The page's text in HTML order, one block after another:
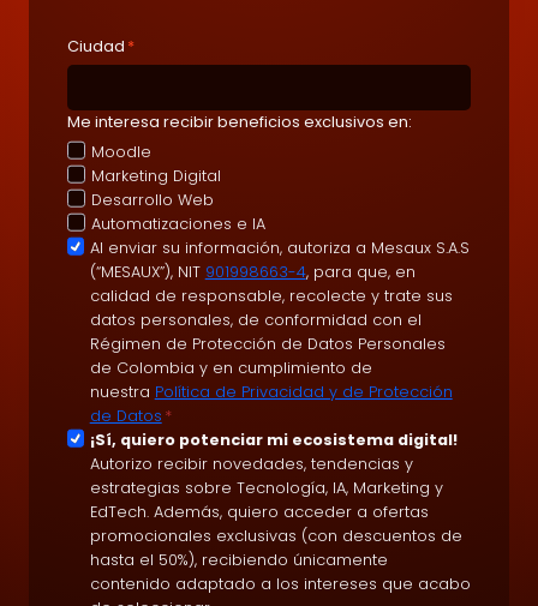
Ciudad *
Me interesa recibir beneficios exclusivos en:
Moodle
Marketing Digital
Desarrollo Web
Automatizaciones e IA
A
c
Al enviar su información, autoriza a Mesaux S.A.S
(“MESAUX”), NIT 901998663-4, para que, en
calidad de responsable, recolecte y trate sus
datos personales, de conformidad con el
Régimen de Protección de Datos Personales
de Colombia y en cumplimiento de
nuestra Política de Privacidad y de Protección
de Datos *
S
¡Sí, quiero potenciar mi ecosistema digital!
Autorizo recibir novedades, tendencias y
estrategias sobre Tecnología, IA, Marketing y
EdTech. Además, quiero acceder a ofertas
promocionales exclusivas (con descuentos de
hasta el 50%), recibiendo únicamente
contenido adaptado a los intereses que acabo